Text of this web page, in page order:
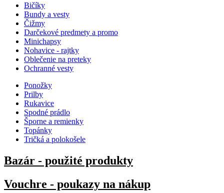
Bičíky
Bundy a vesty
Čižmy
Darčekové predmety a promo
Minichapsy
Nohavice - rajtky
Oblečenie na preteky
Ochranné vesty
Ponožky
Prilby
Rukavice
Spodné prádlo
Šporne a remienky
Topánky
Tričká a polokošele
Bazár - použité produkty
Vouchre - poukazy na nákup